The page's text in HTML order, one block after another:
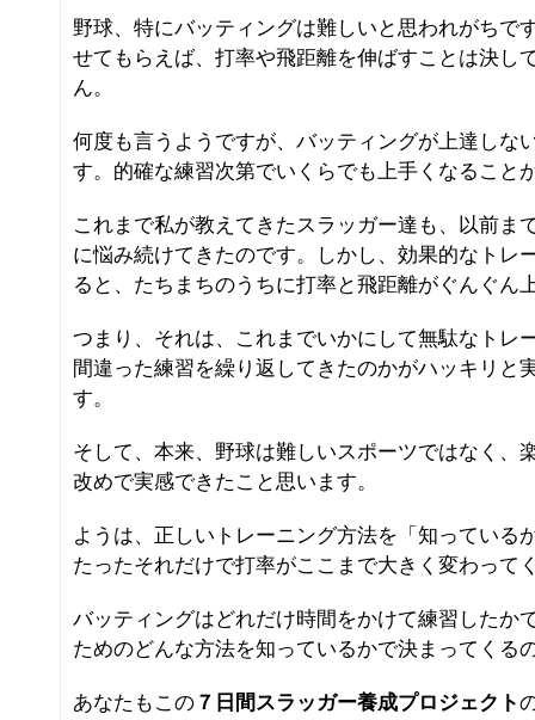
野球、特にバッティングは難しいと思われがちで
せてもらえば、打率や飛距離を伸ばすことは決し
ん。
何度も言うようですが、バッティングが上達しな
す。的確な練習次第でいくらでも上手くなること
これまで私が教えてきたスラッガー達も、以前ま
に悩み続けてきたのです。しかし、効果的なトレ
ると、たちまちのうちに打率と飛距離がぐんぐん
つまり、それは、これまでいかにして無駄なトレ
間違った練習を繰り返してきたのかがハッキリと
す。
そして、本来、野球は難しいスポーツではなく、
改めで実感できたこと思います。
ようは、正しいトレーニング方法を「知っている
たったそれだけで打率がここまで大きく変わって
バッティングはどれだけ時間をかけて練習したか
ためのどんな方法を知っているかで決まってくる
あなたもこの ７日間スラッガー養成プロジェクト